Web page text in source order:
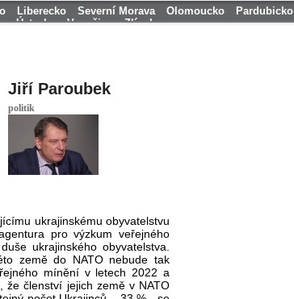
Liberecko Severní Morava Olomoucko Pardubicko
Ústecko
Vysočina Zlínsko
Jiří Paroubek
politik
ukrajinskému obyvatelstvu
pro výzkum veřejného
še ukrajinského obyvatelstva.
země do NATO nebude tak
ého mínění v letech 2022 a
že členství jejich země v NATO